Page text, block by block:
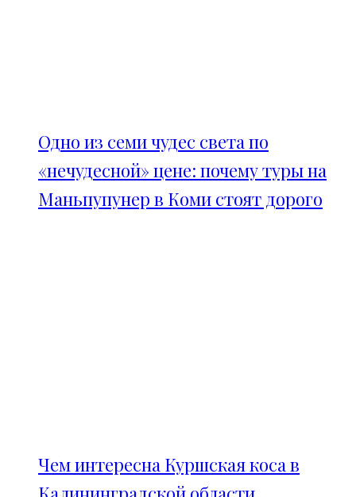
Одно из семи чудес света по
«нечудесной» цене: почему туры на
Маньпупунер в Коми стоят дорого
Чем интересна Куршская коса в